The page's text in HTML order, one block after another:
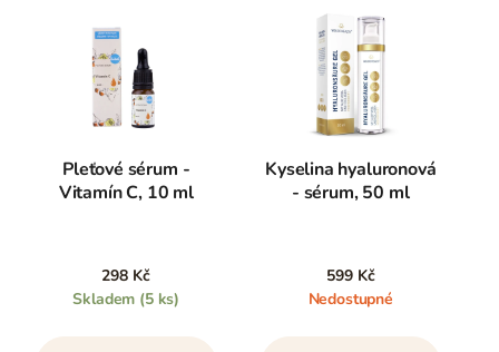
Pleťové sérum -
Vitamín C, 10 ml
298 Kč
Skladem (5 ks)
Kyselina hyaluronová
- sérum, 50 ml
599 Kč
Nedostupné